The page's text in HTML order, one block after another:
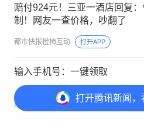
打开腾讯新闻，
赔付924元！三亚一酒店回复：
制！网友一查价格，吵翻了
都市快报橙柿互动 打开APP
输入手机号：一键领取
广告 易泽科技运营商 了